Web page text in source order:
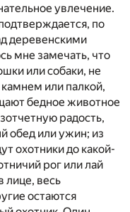
увлечение.
по
деревенскими
мне замечать, что
или собаки, не
или палкой,
бедное животное
радость,
обед или ужин; из
охотники до какой-
рог или лай
лице, весь
остаются